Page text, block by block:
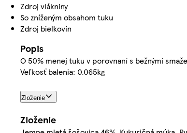
Zdroj vlákniny
So zníženým obsahom tuku
Zdroj bielkovín
Popis
O 50% menej tuku v porovnaní s bežnými
Veľkosť balenia: 0.065kg
Zloženie
Zloženie